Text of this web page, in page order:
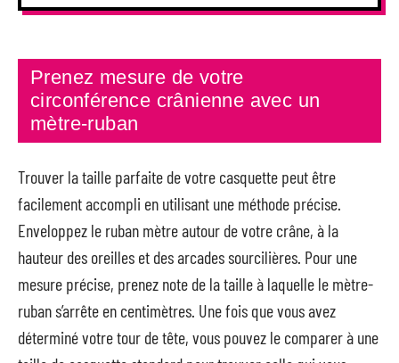
Prenez mesure de votre
circonférence crânienne avec un
mètre-ruban
Trouver la taille parfaite de votre casquette peut être
facilement accompli en utilisant une méthode précise.
Enveloppez le ruban mètre autour de votre crâne, à la
hauteur des oreilles et des arcades sourcilières. Pour une
mesure précise, prenez note de la taille à laquelle le mètre-
ruban s’arrête en centimètres. Une fois que vous avez
déterminé votre tour de tête, vous pouvez le comparer à une